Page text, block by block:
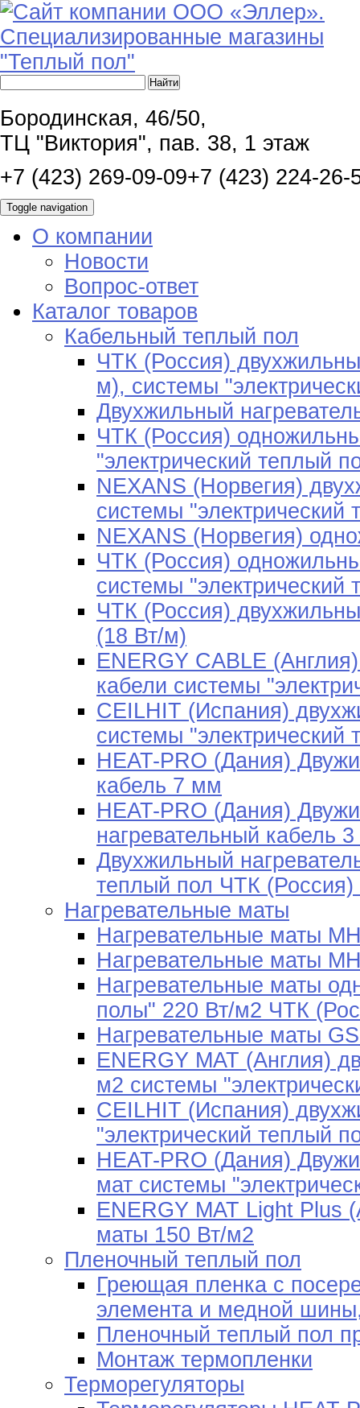
Бородинская, 46/50,
ТЦ "Виктория", пав. 38, 1 этаж
+7 (423) 269-09-09+7 (423) 224-26-
Toggle navigation
О компании
Новости
Вопрос-ответ
Каталог товаров
Кабельный теплый пол
ЧТК (Россия)
м), системы
Двухжильный
ЧТК (Россия)
"электрический теплый
NEXANS (Норвегия)
системы "электрический
NEXANS (Норвегия)
ЧТК (Россия)
системы
ЧТК (Россия)
(18 Вт/м)
ENERGY CABLE
кабели системы
CEILHIT (Испания)
системы "электрический
HEAT-PRO (Дания)
кабель 7 мм
HEAT-PRO (Дания)
нагревательный кабель
Двухжильный
теплый пол ЧТК
Нагревательные маты
Нагревательные маты
Нагревательные маты
Нагревательные маты
полы" 220 Вт/м2 ЧТК
Нагревательные маты
ENERGY MAT (Англия)
м2 системы
CEILHIT (Испания)
"электрический теплый
HEAT-PRO (Дания)
мат системы
ENERGY MAT Light Plus
маты 150 Вт/м2
Пленочный теплый пол
Греющая пленка c
элемента и медной
Пленочный теплый пол
Монтаж термопленки
Терморегуляторы